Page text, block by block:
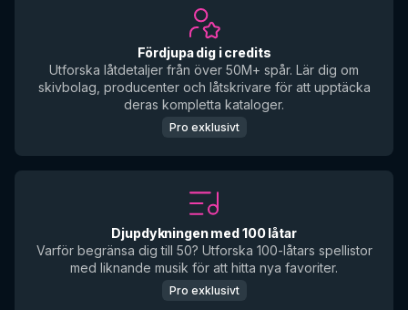
Fördjupa dig i credits
Utforska låtdetaljer från över 50M+ spår. Lär dig om
skivbolag, producenter och låtskrivare för att upptäcka
deras kompletta kataloger.
Pro exklusivt
Djupdykningen med 100 låtar
Varför begränsa dig till 50? Utforska 100-låtars spellistor
med liknande musik för att hitta nya favoriter.
Pro exklusivt